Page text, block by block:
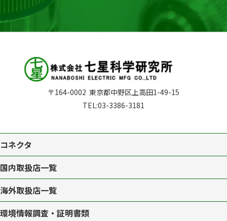
〒164-0002 東京都中野区上高田1-49-15
TEL:03-3386-3181
コネクタ
国内取扱店一覧
海外取扱店一覧
環境情報調査・証明書類